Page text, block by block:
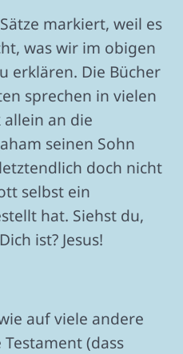
markiert, weil es
was wir im obigen
erklären. Die Bücher
sprechen in vielen
an die
seinen Sohn
doch nicht
selbst ein
hat. Siehst du,
ist? Jesus!
auf viele andere
(dass